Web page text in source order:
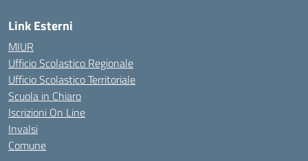
Link Esterni
MIUR
Ufficio Scolastico Regionale
Ufficio Scolastico Territoriale
Scuola in Chiaro
Iscrizioni On Line
Invalsi
Comune